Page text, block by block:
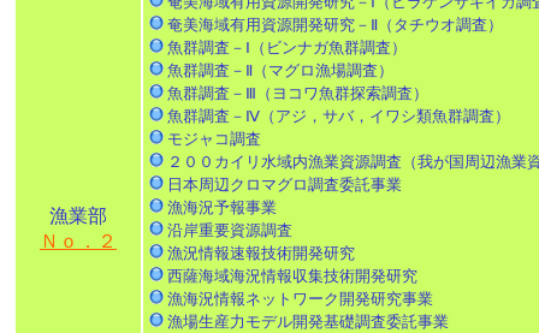
漁業部
Ｎｏ．２
奄美海域有用資源開発研究－Ⅱ（タチウオ調査）
魚群調査－Ⅰ（ビンナガ魚群調査）
魚群調査－Ⅱ（マグロ漁場調査）
魚群調査－Ⅲ（ヨコワ魚群探索調査）
魚群調査－Ⅳ（アジ，サバ，イワシ類魚群調査）
モジャコ調査
２００カイリ水域内漁業資源調査（我が国周辺漁業
日本周辺クロマグロ調査委託事業
漁海況予報事業
沿岸重要資源調査
漁況情報速報技術開発研究
西薩海域海況情報収集技術開発研究
漁海況情報ネットワーク開発研究事業
漁場生産力モデル開発基礎調査委託事業